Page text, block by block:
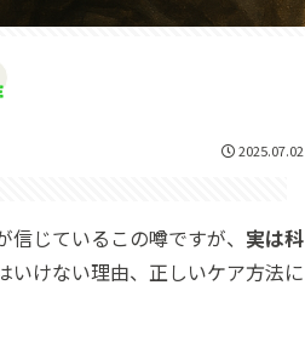
2025.07.02
じているこの噂ですが、 実は科
いけない理由、正しいケア方法に